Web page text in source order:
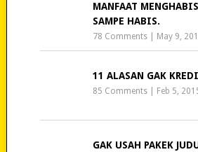
MANFAAT
SAMPE HABIS.
78 Comments May 9,
11 ALASAN GAK
85 Comments Feb 5,
GAK USAH PAKEK